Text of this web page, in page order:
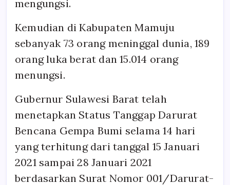
mengungsi.
Kemudian di Kabupaten Mamuju
sebanyak 73 orang meninggal dunia, 189
orang luka berat dan 15.014 orang
menungsi.
Gubernur Sulawesi Barat telah
menetapkan Status Tanggap Darurat
Bencana Gempa Bumi selama 14 hari
yang terhitung dari tanggal 15 Januari
2021 sampai 28 Januari 2021
berdasarkan Surat Nomor 001/Darurat-